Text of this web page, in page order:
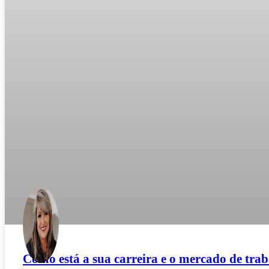
Como está a sua carreira e o mercado de